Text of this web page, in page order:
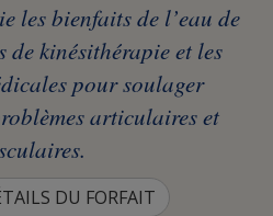
les bienfaits de l’eau de
de kinésithérapie et les
pour soulager
articulaires et
DU FORFAIT